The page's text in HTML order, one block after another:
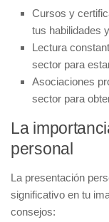
Cursos y
tus habilidades
Lectura
sector para
Asociaciones
sector para
La
personal
La presentación
significativo en tu
consejos: